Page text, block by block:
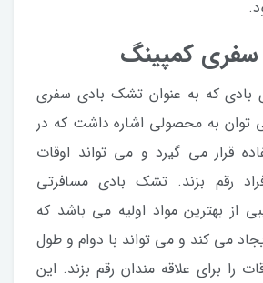
کمپینگ
که به عنوان تشک بادی سفری
به محصولی اشاره داشت که در
قرار می گیرد و می تواند اوقات
رقم بزند. تشک بادی مسافرتی
از بهترین مواد اولیه می باشد که
می کند و می تواند با دوام و طول
را برای علاقه مندان رقم بزند. این